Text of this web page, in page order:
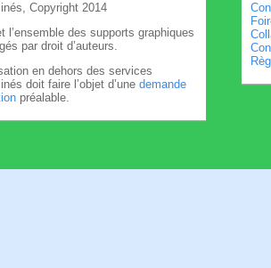
Copyright 2014
l’ensemble des supports graphiques
par droit d’auteurs.
en dehors des services
doit faire l’objet d’une demande
préalable.